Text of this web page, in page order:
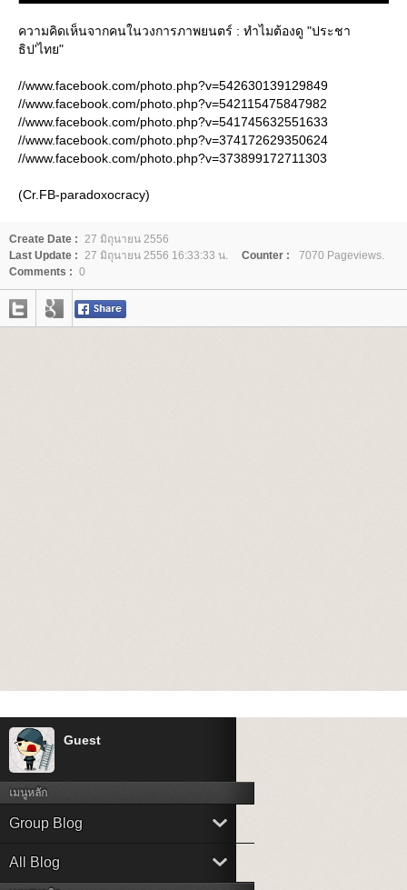
ความคิดเห็นจากคนในวงการภาพยนตร์ : ทำไมต้องดู "ประชา
ธิป'ไทย"
//www.facebook.com/photo.php?v=542630139129849
//www.facebook.com/photo.php?v=542115475847982
//www.facebook.com/photo.php?v=541745632551633
//www.facebook.com/photo.php?v=374172629350624
//www.facebook.com/photo.php?v=373899172711303
(Cr.FB-paradoxocracy)
Create Date : 27 มิถุนายน 2556
Last Update : 27 มิถุนายน 2556 16:33:33 น. Counter :
7070 Pageviews.
Comments : 0
Guest
เมนูหลัก
Group Blog
All Blog